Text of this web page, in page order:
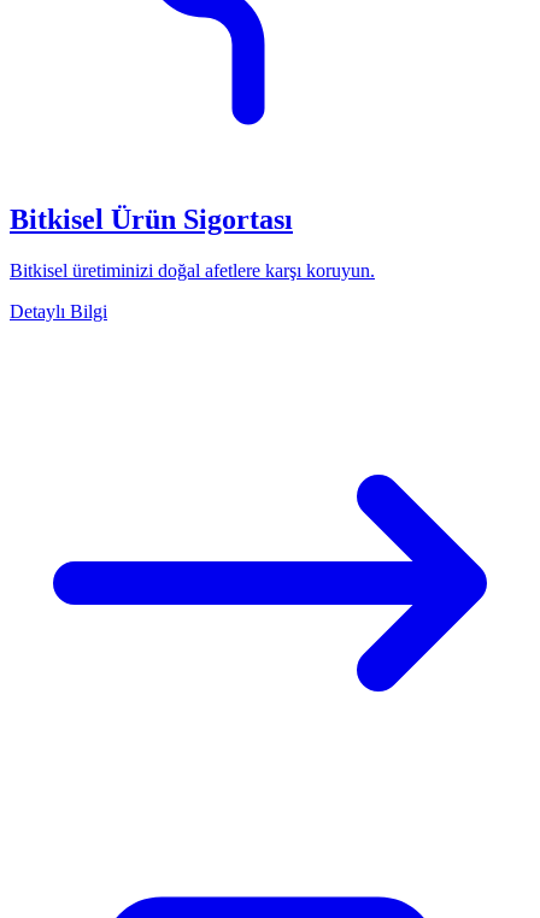
Bitkisel Ürün Sigortası
Bitkisel üretiminizi doğal afetlere karşı koruyun.
Detaylı Bilgi